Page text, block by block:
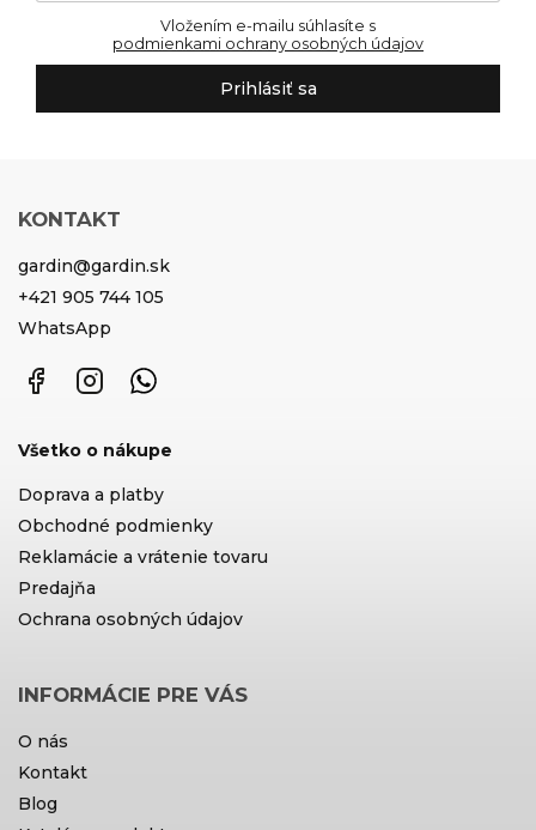
podmienkami ochrany osobných údajov
Prihlásiť sa
KONTAKT
gardin@gardin.sk
+421 905 744 105
WhatsApp
FacebookInstagram
Všetko o nákupe
Doprava a platby
Obchodné podmienky
Reklamácie a vrátenie tovaru
Predajňa
Ochrana osobných údajov
INFORMÁCIE PRE VÁS
O nás
Kontakt
Blog